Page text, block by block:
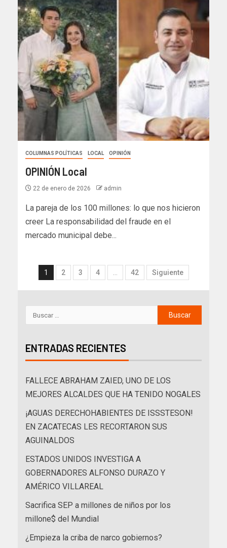
COLUMNAS POLÍTICAS LOCAL OPINIÓN
OPINIÓN Local
22 de enero de 2026 admin
La pareja de los 100 millones: lo que nos hicieron
creer La responsabilidad del fraude en el
mercado municipal debe...
1 2 3 4 … 42 Siguiente
ENTRADAS RECIENTES
FALLECE ABRAHAM ZAIED, UNO DE LOS
MEJORES ALCALDES QUE HA TENIDO NOGALES
¡AGUAS DERECHOHABIENTES DE ISSSTESON!
EN ZACATECAS LES RECORTARON SUS
AGUINALDOS
ESTADOS UNIDOS INVESTIGA A
GOBERNADORES ALFONSO DURAZO Y
AMÉRICO VILLAREAL
Sacrifica SEP a millones de niños por los
millone$ del Mundial
¿Empieza la criba de narco gobiernos?